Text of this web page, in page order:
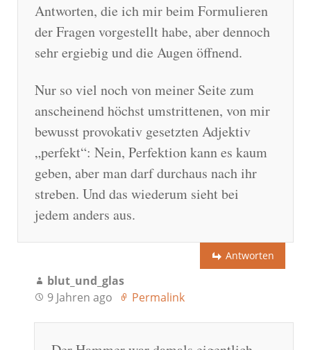
Antworten, die ich mir beim Formulieren
der Fragen vorgestellt habe, aber dennoch
sehr ergiebig und die Augen öffnend.
Nur so viel noch von meiner Seite zum
anscheinend höchst umstrittenen, von mir
bewusst provokativ gesetzten Adjektiv
„perfekt“: Nein, Perfektion kann es kaum
geben, aber man darf durchaus nach ihr
streben. Und das wiederum sieht bei
jedem anders aus.
Antworten
blut_und_glas
9 Jahren ago
Permalink